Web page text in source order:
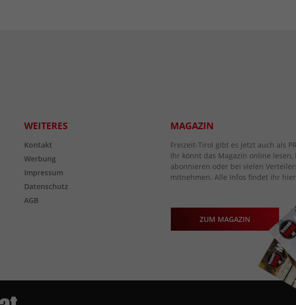
WEITERES
Kontakt
Werbung
Impressum
Datenschutz
AGB
MAGAZIN
Freizeit-Tirol gibt es jetzt auch als
Ihr könnt das Magazin online lesen,
abonnieren oder bei vielen
mitnehmen. Alle Infos findet ihr
ZUM MAGAZIN